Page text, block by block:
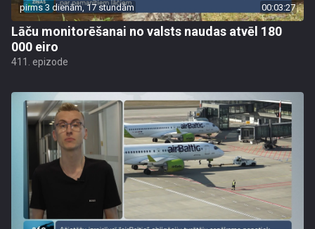
pirms 3 dienām, 17 stundām 00:03:27
Lāču monitorēšanai no valsts naudas atvēl 180
000 eiro
411. epizode